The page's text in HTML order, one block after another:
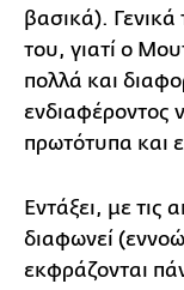
βασικά).
του, γιατί ο
πολλά και
ενδιαφέροντος
πρωτότυπα και
Εντάξει, με τις
διαφωνεί
εκφράζονται